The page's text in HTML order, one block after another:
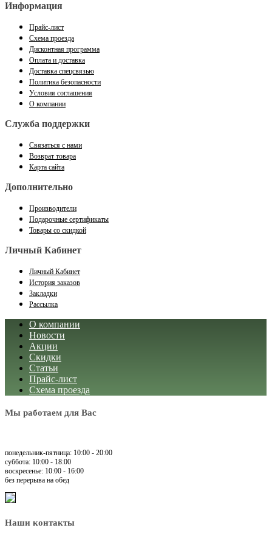
Информация
Прайс-лист
Схема проезда
Дисконтная программа
Оплата и доставка
Доставка спецсвязью
Политика безопасности
Условия соглашения
О компании
Служба поддержки
Связаться с нами
Возврат товара
Карта сайта
Дополнительно
Производители
Подарочные сертификаты
Товары со скидкой
Личный Кабинет
Личный Кабинет
История заказов
Закладки
Рассылка
О компании
Новости
Акции
Скидки
Статьи
Прайс-лист
Схема проезда
Мы работаем для Вас
понедельник-пятница: 10:00 - 20:00
суббота: 10:00 - 18:00
воскресенье: 10:00 - 16:00
без перерыва на обед
Наши контакты